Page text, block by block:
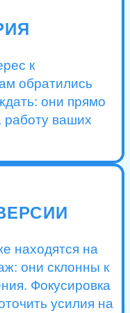
к
обратились
они прямо
работу ваших
находятся на
они склонны к
Фокусировка
усилия на